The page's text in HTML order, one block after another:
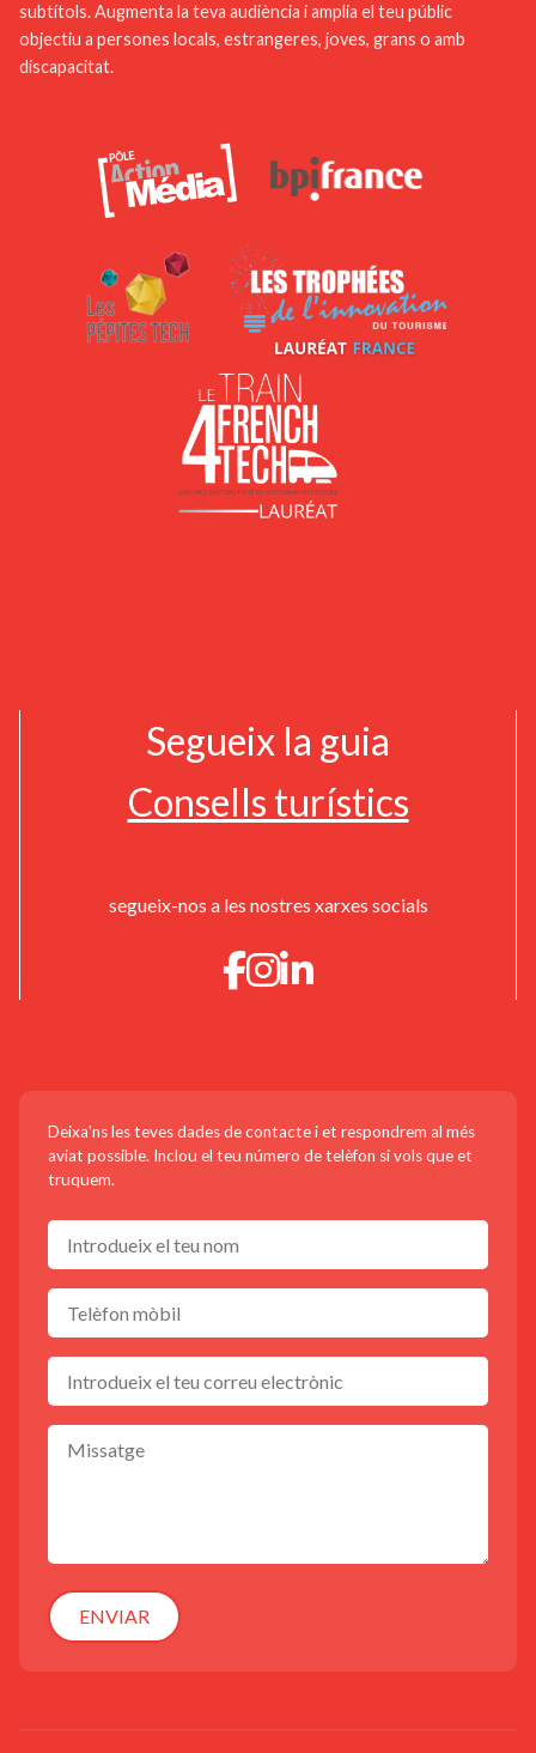
subtítols. Augmenta la teva audiència i amplia el teu públic
objectiu a persones locals, estrangeres, joves, grans o amb
discapacitat.
Segueix la guia
Consells turístics
segueix-nos a les nostres xarxes socials
Deixa'ns les teves dades de contacte i et respondrem al més
aviat possible. Inclou el teu número de telèfon si vols que et
truquem.
ENVIAR